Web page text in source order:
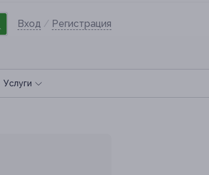
Вход / Регистрация
Услуги